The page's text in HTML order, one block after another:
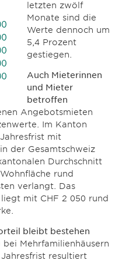
letzten zwölf
Monate sind die
Werte dennoch um
5,4 Prozent
gestiegen.
Auch Mieterinnen
und Mieter
betroffen
Angebotsmieten
Im Kanton
mit
der Gesamtschweiz
Durchschnitt
Wohnfläche rund
verlangt. Das
mit CHF 2 050 rund
bleibt bestehen
Mehrfamilienhäusern
resultiert